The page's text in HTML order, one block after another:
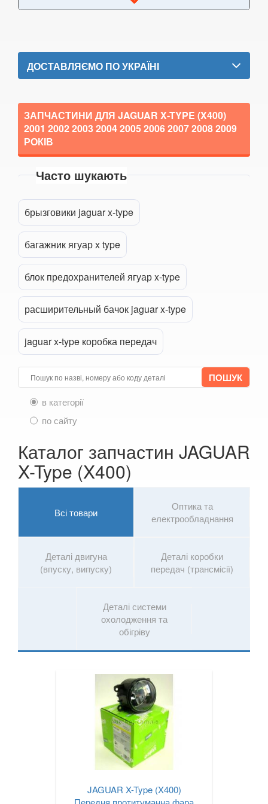
SMART keyboard_arrow_down
SUBARU keyboard_arrow_down
SUZUKI keyboard_arrow_down
TESLA keyboard_arrow_down
TOYOTA keyboard_arrow_down
VOLKSWAGEN
VOLVO
В наявності!
Прикріпити файл
ДОСТАВЛЯЄМО ПО УКРАЇНІ
ЗАПЧАСТИНИ ДЛЯ JAGUAR X-TYPE (X400)
2001 2002 2003 2004 2005 2006 2007 2008 2009
РОКІВ
Часто шукають
брызговики jaguar x-type
багажник ягуар x type
блок предохранителей ягуар x-type
расширительный бачок jaguar x-type
jaguar x-type коробка передач
в категорії
по сайту
Каталог запчастин JAGUAR
X-Type (X400)
Всі товари
Оптика та
електрообладнання
Деталі двигуна
(впуску, випуску)
Деталі коробки
передач (трансмісії)
Деталі системи
охолодження та
обігріву
JAGUAR X-Type (X400)